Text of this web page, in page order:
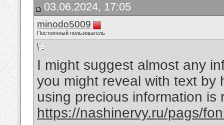
03.06.2024, 17:05
minodo5009
Постоянный пользователь
I might suggest almost any
you might reveal with text by
using precious information is
https://nashinervy.ru/pags/